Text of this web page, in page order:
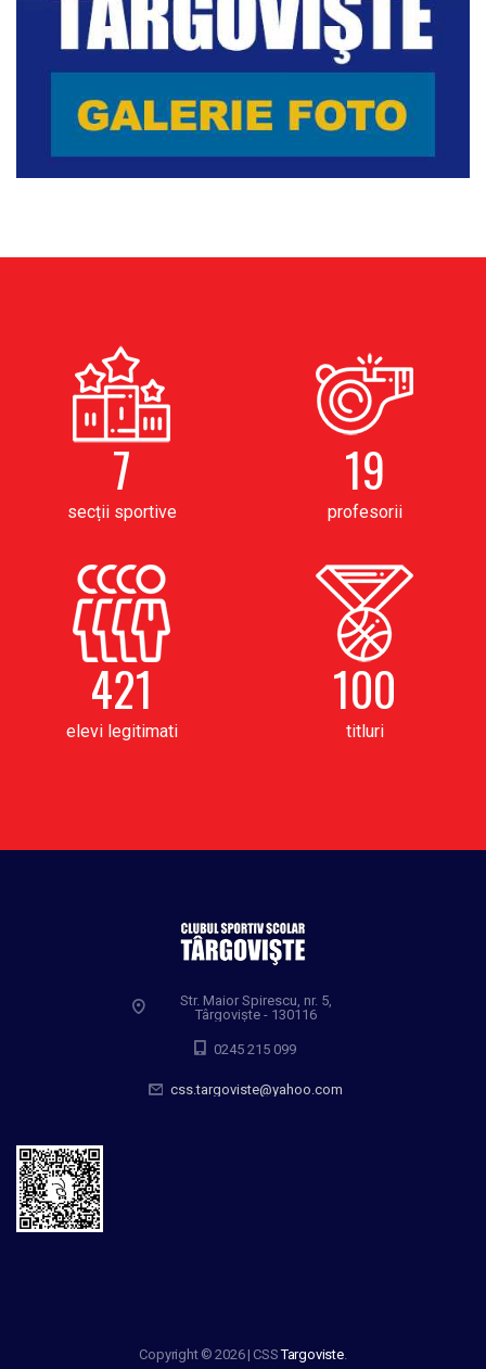
7
secții sportive
19
profesorii
421
elevi legitimati
100
titluri
Str. Maior Spirescu, nr. 5,
Târgoviște - 130116
0245 215 099
css.targoviste@yahoo.com
Copyright © 2026 | CSSTargoviste.